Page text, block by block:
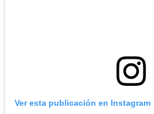
Ver esta publicación en Instagram